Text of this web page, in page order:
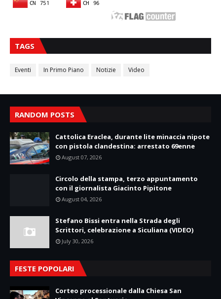
TAGS
Eventi In Primo Piano Notizie Video
RANDOM POSTS
Cattolica Eraclea, durante lite minaccia nipote
con pistola clandestina: arrestato 69enne
August 07, 2026
Circolo della stampa, terzo appuntamento
con il giornalista Giacinto Pipitone
August 04, 2026
Stefano Bissi entra nella Strada degli
Scrittori, celebrazione a Siculiana (VIDEO)
July 30, 2026
FESTE POPOLARI
Corteo processionale dalla Chiesa San